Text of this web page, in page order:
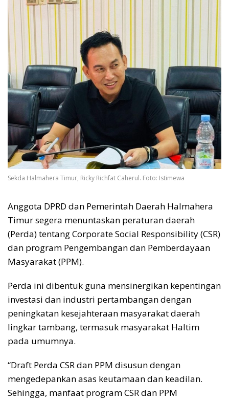
Sekda Halmahera Timur, Ricky Richfat Caherul. Foto: Istimewa
Anggota DPRD dan Pemerintah Daerah Halmahera
Timur segera menuntaskan peraturan daerah
(Perda) tentang Corporate Social Responsibility (CSR)
dan program Pengembangan dan Pemberdayaan
Masyarakat (PPM).
Perda ini dibentuk guna mensinergikan kepentingan
investasi dan industri pertambangan dengan
peningkatan kesejahteraan masyarakat daerah
lingkar tambang, termasuk masyarakat Haltim
pada umumnya.
“Draft Perda CSR dan PPM disusun dengan
mengedepankan asas keutamaan dan keadilan.
Sehingga, manfaat program CSR dan PPM